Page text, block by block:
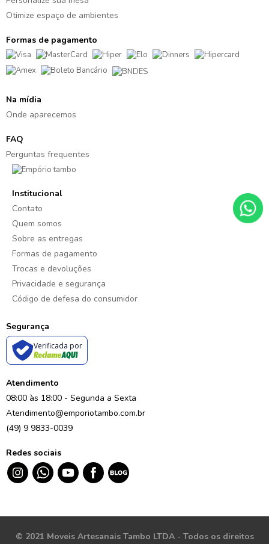
Otimize espaço de ambientes
Formas de pagamento
Na mídia
Onde aparecemos
FAQ
Perguntas frequentes
Institucional
Contato
Quem somos
Sobre as entregas
Formas de pagamento
Trocas e devoluções
Privacidade e segurança
Código de defesa do consumidor
Segurança
Verificada por
Atendimento
08:00 às 18:00 - Segunda a Sexta
Atendimento@emporiotambo.com.br
(49) 9 9833-0039
Redes sociais
© 2021 Moveis Artesanais Tambo LTDA - Todos os direitos